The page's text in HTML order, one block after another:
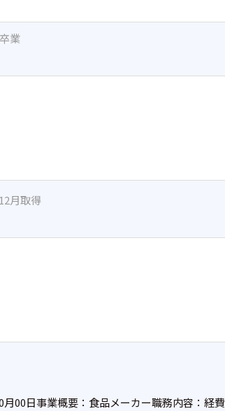
業
月取得
00日事業概要：食品メーカー職務内容：経費